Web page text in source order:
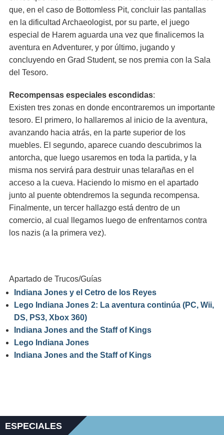
que, en el caso de Bottomless Pit, concluir las pantallas
en la dificultad Archaeologist, por su parte, el juego
especial de Harem aguarda una vez que finalicemos la
aventura en Adventurer, y por último, jugando y
concluyendo en Grad Student, se nos premia con la Sala
del Tesoro.
Recompensas especiales escondidas:
Existen tres zonas en donde encontraremos un importante
tesoro. El primero, lo hallaremos al inicio de la aventura,
avanzando hacia atrás, en la parte superior de los
muebles. El segundo, aparece cuando descubrimos la
antorcha, que luego usaremos en toda la partida, y la
misma nos servirá para destruir unas telarañas en el
acceso a la cueva. Haciendo lo mismo en el apartado
junto al puente obtendremos la segunda recompensa.
Finalmente, un tercer hallazgo está dentro de un
comercio, al cual llegamos luego de enfrentarnos contra
los nazis (a la primera vez).
Apartado de Trucos/Guías
Indiana Jones y el Cetro de los Reyes
Lego Indiana Jones 2: La aventura continúa (PC, Wii,
DS, PS3, Xbox 360)
Indiana Jones and the Staff of Kings
Lego Indiana Jones
Indiana Jones and the Staff of Kings
ESPECIALES